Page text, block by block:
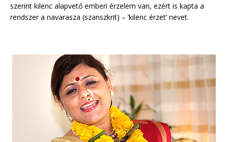
szerint kilenc alapvető emberi érzelem van, ezért is kapta a
rendszer a navarasza (szanszkrit) – ’kilenc érzet’ nevet.